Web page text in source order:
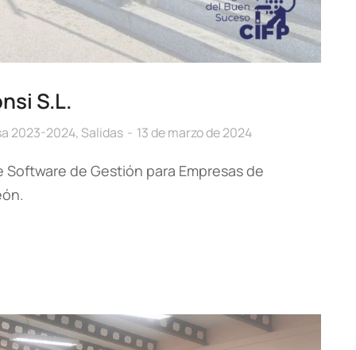
S.L.
2023-2024,Salidas 13 de marzo de 2024
Software de Gestión para Empresas de